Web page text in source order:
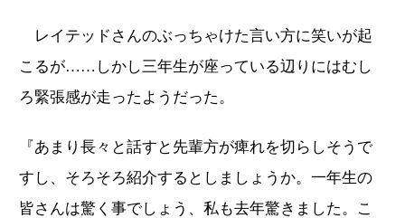
レイテッドさんのぶっちゃけた言い方に笑いが起
こるが……しかし三年生が座っている辺りにはむし
ろ緊張感が走ったようだった。
『あまり長々と話すと先輩方が痺れを切らしそうで
すし、そろそろ紹介するとしましょうか。一年生の
皆さんは驚く事でしょう、私も去年驚きました。こ